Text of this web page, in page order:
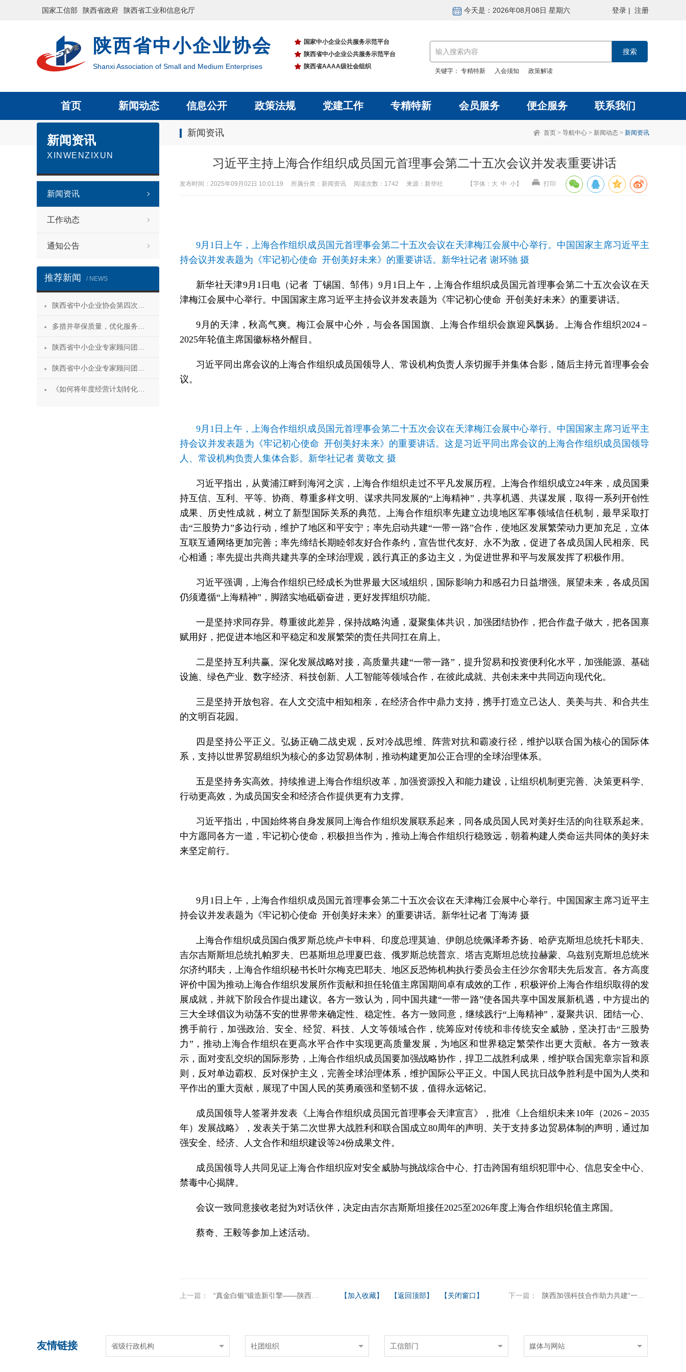
国家工信部 陕西省政府 陕西省工业和信息化厅 登录| 注册
今天是：2026年08月08日 星期六
陕西省中小企业协会
Shanxi Association of Small and Medium Enterprises
国家中小企业公共服务示范平台
陕西省中小企业公共服务示范平台
陕西省AAAA级社会组织
关键字： 专精特新 入会须知 政策解读
首页 新闻动态 信息公开 政策法规 党建工作 专精特新 会员服务 便企服务 联系我们
新闻资讯 首页 > 导航中心 > 新闻动态 > 新闻资讯
新闻资讯
XINWENZIXUN
新闻资讯
工作动态
通知公告
推荐新闻 / NEWS
习近平主持上海合作组织成员国元首理事会第二十五次会议并发表重要讲话
发布时间：2025年09月02日 10:01:19 所属分类：新闻资讯 阅读次数：1742 来源：新华社 【字体 ： 大 中 小】 打印
9月1日上午，上海合作组织成员国元首理事会第二十五次会议在天津梅江会展中心举行。中国国家主席习近平主
持会议并发表题为《牢记初心使命 开创美好未来》的重要讲话。新华社记者 谢环驰 摄
新华社天津9月1日电（记者 丁锡国、邹伟）9月1日上午，上海合作组织成员国元首理事会第二十五次会议在天
津梅江会展中心举行。中国国家主席习近平主持会议并发表题为《牢记初心使命 开创美好未来》的重要讲话。
9月的天津，秋高气爽。梅江会展中心外，与会各国国旗、上海合作组织会旗迎风飘扬。上海合作组织2024－
2025年轮值主席国徽标格外醒目。
习近平同出席会议的上海合作组织成员国领导人、常设机构负责人亲切握手并集体合影，随后主持元首理事会会
议。
9月1日上午，上海合作组织成员国元首理事会第二十五次会议在天津梅江会展中心举行。中国国家主席习近平主
持会议并发表题为《牢记初心使命 开创美好未来》的重要讲话。这是习近平同出席会议的上海合作组织成员国领导
人、常设机构负责人集体合影。新华社记者 黄敬文 摄
习近平指出，从黄浦江畔到海河之滨，上海合作组织走过不平凡发展历程。上海合作组织成立24年来，成员国秉
持互信、互利、平等、协商、尊重多样文明、谋求共同发展的“上海精神”，共享机遇、共谋发展，取得一系列开创性
成果、历史性成就，树立了新型国际关系的典范。上海合作组织率先建立边境地区军事领域信任机制，最早采取打
击“三股势力”多边行动，维护了地区和平安宁；率先启动共建“一带一路”合作，使地区发展繁荣动力更加充足，立体
互联互通网络更加完善；率先缔结长期睦邻友好合作条约，宣告世代友好、永不为敌，促进了各成员国人民相亲、民
心相通；率先提出共商共建共享的全球治理观，践行真正的多边主义，为促进世界和平与发展发挥了积极作用。
习近平强调，上海合作组织已经成长为世界最大区域组织，国际影响力和感召力日益增强。展望未来，各成员国
仍须遵循“上海精神”，脚踏实地砥砺奋进，更好发挥组织功能。
一是坚持求同存异。尊重彼此差异，保持战略沟通，凝聚集体共识，加强团结协作，把合作盘子做大，把各国禀
赋用好，把促进本地区和平稳定和发展繁荣的责任共同扛在肩上。
二是坚持互利共赢。深化发展战略对接，高质量共建“一带一路”，提升贸易和投资便利化水平，加强能源、基础
设施、绿色产业、数字经济、科技创新、人工智能等领域合作，在彼此成就、共创未来中共同迈向现代化。
三是坚持开放包容。在人文交流中相知相亲，在经济合作中鼎力支持，携手打造立己达人、美美与共、和合共生
的文明百花园。
四是坚持公平正义。弘扬正确二战史观，反对冷战思维、阵营对抗和霸凌行径，维护以联合国为核心的国际体
系，支持以世界贸易组织为核心的多边贸易体制，推动构建更加公正合理的全球治理体系。
五是坚持务实高效。持续推进上海合作组织改革，加强资源投入和能力建设，让组织机制更完善、决策更科学、
行动更高效，为成员国安全和经济合作提供更有力支撑。
习近平指出，中国始终将自身发展同上海合作组织发展联系起来，同各成员国人民对美好生活的向往联系起来。
中方愿同各方一道，牢记初心使命，积极担当作为，推动上海合作组织行稳致远，朝着构建人类命运共同体的美好未
来坚定前行。
9月1日上午，上海合作组织成员国元首理事会第二十五次会议在天津梅江会展中心举行。中国国家主席习近平主
持会议并发表题为《牢记初心使命 开创美好未来》的重要讲话。新华社记者 丁海涛 摄
上海合作组织成员国白俄罗斯总统卢卡申科、印度总理莫迪、伊朗总统佩泽希齐扬、哈萨克斯坦总统托卡耶夫、
吉尔吉斯斯坦总统扎帕罗夫、巴基斯坦总理夏巴兹、俄罗斯总统普京、塔吉克斯坦总统拉赫蒙、乌兹别克斯坦总统米
尔济约耶夫，上海合作组织秘书长叶尔梅克巴耶夫、地区反恐怖机构执行委员会主任沙尔舍耶夫先后发言。各方高度
评价中国为推动上海合作组织发展所作贡献和担任轮值主席国期间卓有成效的工作，积极评价上海合作组织取得的发
展成就，并就下阶段合作提出建议。各方一致认为，同中国共建“一带一路”使各国共享中国发展新机遇，中方提出的
三大全球倡议为动荡不安的世界带来确定性、稳定性。各方一致同意，继续践行“上海精神”，凝聚共识、团结一心、
携手前行，加强政治、安全、经贸、科技、人文等领域合作，统筹应对传统和非传统安全威胁，坚决打击“三股势
力”，推动上海合作组织在更高水平合作中实现更高质量发展，为地区和世界稳定繁荣作出更大贡献。各方一致表
示，面对变乱交织的国际形势，上海合作组织成员国要加强战略协作，捍卫二战胜利成果，维护联合国宪章宗旨和原
则，反对单边霸权、反对保护主义，完善全球治理体系，维护国际公平正义。中国人民抗日战争胜利是中国为人类和
平作出的重大贡献，展现了中国人民的英勇顽强和坚韧不拔，值得永远铭记。
成员国领导人签署并发表《上海合作组织成员国元首理事会天津宣言》，批准《上合组织未来10年（2026－2035
年）发展战略》，发表关于第二次世界大战胜利和联合国成立80周年的声明、关于支持多边贸易体制的声明，通过加
强安全、经济、人文合作和组织建设等24份成果文件。
成员国领导人共同见证上海合作组织应对安全威胁与挑战综合中心、打击跨国有组织犯罪中心、信息安全中心、
禁毒中心揭牌。
会议一致同意接收老挝为对话伙伴，决定由吉尔吉斯斯坦接任2025至2026年度上海合作组织轮值主席国。
蔡奇、王毅等参加上述活动。
上一篇： “真金白银”锻造新引擎——陕西财政精准发力赋能新质生产力 【加入收藏】 【返回顶部】 【关闭窗口】 下一篇： 陕西加强科技合作助力共建“一带一路”
友情链接 省级行政机构 社团组织 工信部门 媒体与网站